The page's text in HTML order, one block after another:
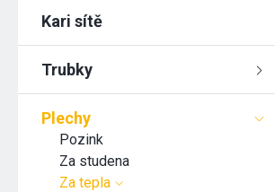
Kari sítě
Trubky
Plechy
Pozink
Za studena
Za tepla